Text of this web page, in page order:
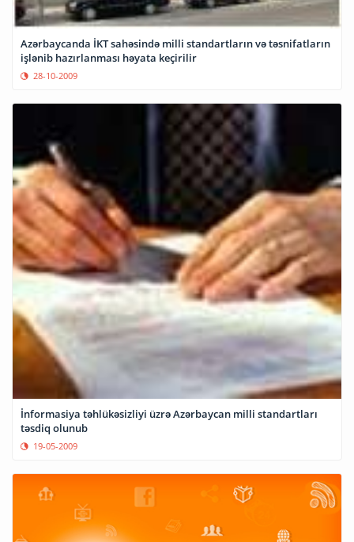
Azərbaycanda İKT sahəsində milli standartların və təsnifatların
işlənib hazırlanması həyata keçirilir
28-10-2009
İnformasiya təhlükəsizliyi üzrə Azərbaycan milli standartları
təsdiq olunub
19-05-2009